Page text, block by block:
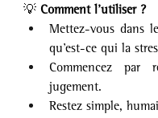
💡 Comment l’utiliser ?
Mettez-vous dans
qu’est-ce qui la
Commencez par
jugement.
Restez simple,